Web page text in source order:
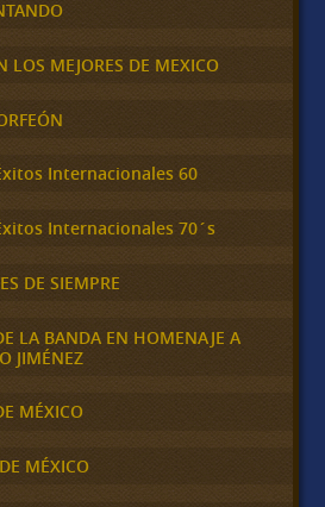
LOS MEJORES DE MEXICO
Internacionales 60
Internacionales 70´s
DE SIEMPRE
LA BANDA EN HOMENAJE A
JIMÉNEZ
MÉXICO
MÉXICO